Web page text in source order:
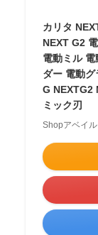
カリタ
NEXT G2
電動ミル
ダー 電動
G NEXTG2
ミック刃
Shopアベイル